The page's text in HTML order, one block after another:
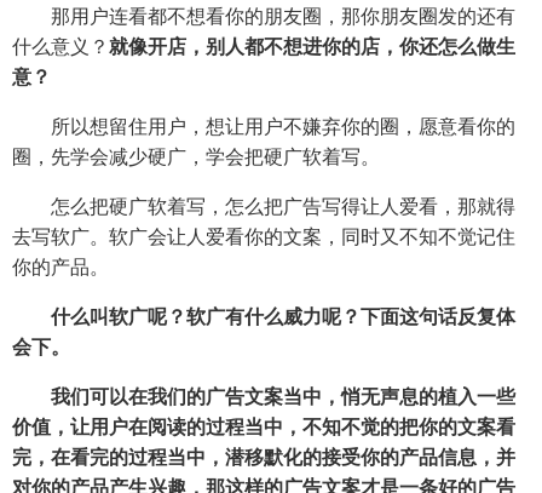
那用户连看都不想看你的朋友圈，那你朋友圈发的还有
什么意义？ 就像开店，别人都不想进你的店，你还怎么做生
意？
所以想留住用户，想让用户不嫌弃你的圈，愿意看你的
圈，先学会减少硬广，学会把硬广软着写。
怎么把硬广软着写，怎么把广告写得让人爱看，那就得
去写软广。软广会让人爱看你的文案，同时又不知不觉记住
你的产品。
什么叫软广呢？软广有什么威力呢？下面这句话反复体
会下。
我们可以在我们的广告文案当中，悄无声息的植入一些
价值，让用户在阅读的过程当中，不知不觉的把你的文案看
完，在看完的过程当中，潜移默化的接受你的产品信息，并
对你的产品产生兴趣，那这样的广告文案才是一条好的广告